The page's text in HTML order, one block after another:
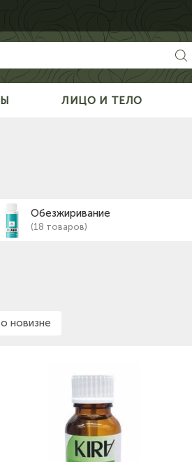
ЛИЦО И ТЕЛО
Обезжиривание
(18 товаров)
новизне